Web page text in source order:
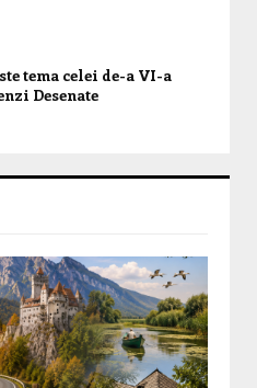
tema celei de-a VI-a
Desenate